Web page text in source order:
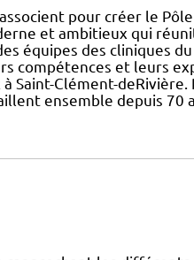
pour créer le
et ambitieux qui
équipes des cliniques du
compétences et leurs
Saint-Clément-deRivière.
ensemble depuis 70